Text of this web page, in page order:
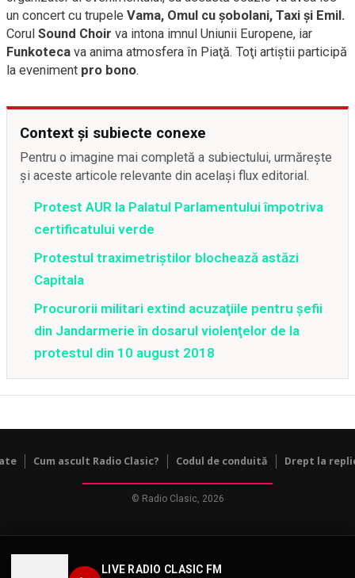
LIVE RADIO CLASIC FM
un concert cu trupele Vama, Omul cu şobolani, Taxi şi Emil.
Corul Sound Choir va intona imnul Uniunii Europene, iar
Funkoteca va anima atmosfera în Piaţă. Toţi artiştii participă
la eveniment pro bono.
Context și subiecte conexe
Pentru o imagine mai completă a subiectului, urmărește
și aceste articole relevante din același flux editorial.
Protest AUR la Palatul Parlamentului împotriva
certificatului verde
Protestul traximetriştilor blochează astăzi
Capitala
Procurorii militari extind acuzaţiile pentru şefii
din Jandarmerie în dosarul violenţelor de la
protestul din 10 august 2018
Cum ascult Radio Clasic? Codul de conduită Drept la
© Radio Clasic, 2026